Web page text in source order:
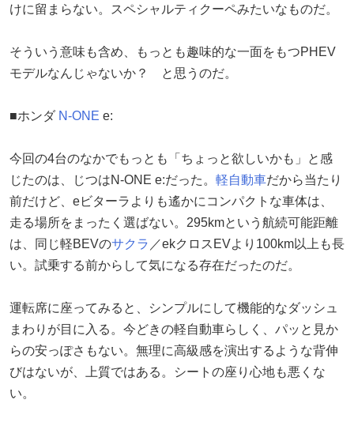
けに留まらない。スペシャルティクーペみたいなものだ。
そういう意味も含め、もっとも趣味的な一面をもつPHEV
モデルなんじゃないか？ と思うのだ。
■ホンダ N-ONE e:
今回の4台のなかでもっとも「ちょっと欲しいかも」と感
じたのは、じつはN-ONE e:だった。 軽自動車だから当たり
前だけど、eビターラよりも遙かにコンパクトな車体は、
走る場所をまったく選ばない。295kmという航続可能距離
は、同じ軽BEVのサクラ ／ekクロスEVより100km以上も長
い。試乗する前からして気になる存在だったのだ。
運転席に座ってみると、シンプルにして機能的なダッシュ
まわりが目に入る。今どきの軽自動車らしく、パッと見か
らの安っぽさもない。無理に高級感を演出するような背伸
びはないが、上質ではある。シートの座り心地も悪くな
い。